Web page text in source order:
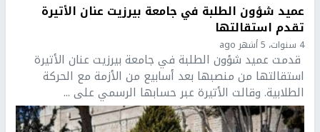
عميد شؤون الطلبة في جامعة بيرزيت عنان الأتيرة
تقدم استقالتها
4 سنوات، 5 أشهر ago
قدمت عميد شؤون الطلبة في جامعة بيرزيت عنان الأتيرة
استقالتها من منصبها بعد أسابيع من الأزمة مع الحركة
الطلابية. وقالت الأتيرة عبر حسابها الرسمي على ...